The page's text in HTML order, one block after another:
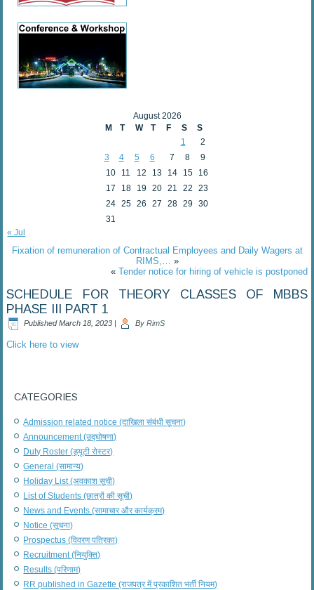
August 2026
M
T W T F S
S
1
2
3
4 5 6 7 8
9
10
11 12 13 14 15
16
17
18 19 20 21 22
23
24 25 26 27 28 29
30
31
« Jul
Fixation of remuneration of Contractual Employees and Daily Wagers at
RIMS,…
»
« Tender notice for hiring of vehicle is postponed
SCHEDULE FOR THEORY CLASSES OF MBBS
PHASE III PART 1
Published March 18, 2023 | By RimS
Click here to view
CATEGORIES
Admission related notice (दाखिला संबंधी सूचना)
Announcement (उद्घोषणा)
Duty Roster (ड्यूटी रोस्टर)
General (सामान्य)
Holiday List (अवकाश सूची)
List of Students (छात्रों की सूची)
News and Events (सामाचार और कार्यक्रम)
Notice (सूचना)
Prospectus (विवरण पत्रिका)
Recruitment (नियुक्ति)
Results (परिणाम)
RR published in Gazette (राजपत्र में प्रकाशित भर्ती नियम)